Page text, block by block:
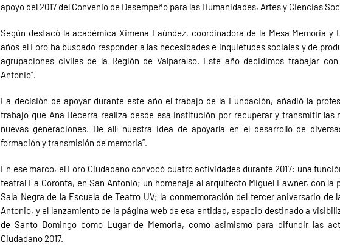
apoyo del 2017 del Convenio de Desempeño para las Humanidades, Artes y Ciencias
Según destacó la académica Ximena Faúndez, coordinadora de la Mesa Memoria y
años el Foro ha buscado responder a las necesidades e inquietudes sociales y de
agrupaciones civiles de la Región de Valparaíso. Este año decidimos trabajar
Antonio”.
La decisión de apoyar durante este año el trabajo de la Fundación, añadió la
trabajo que Ana Becerra realiza desde esa institución por recuperar y transmitir las
nuevas generaciones. De allí nuestra idea de apoyarla en el desarrollo de
formación y transmisión de memoria”.
En ese marco, el Foro Ciudadano convocó cuatro actividades durante 2017: una
teatral La Coronta, en San Antonio; un homenaje al arquitecto Miguel Lawner, con la
Sala Negra de la Escuela de Teatro UV; la conmemoración del tercer aniversario de
Antonio, y el lanzamiento de la página web de esa entidad, espacio destinado a
de Santo Domingo como Lugar de Memoria, como asimismo para difundir las
Ciudadano 2017.